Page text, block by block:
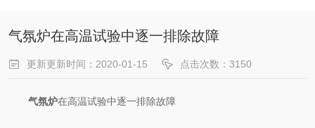
气氛炉在高温试验中逐一排除故障
更新更新时间：2020-01-15 点击次数：3150
气氛炉在高温试验中逐一排除故障